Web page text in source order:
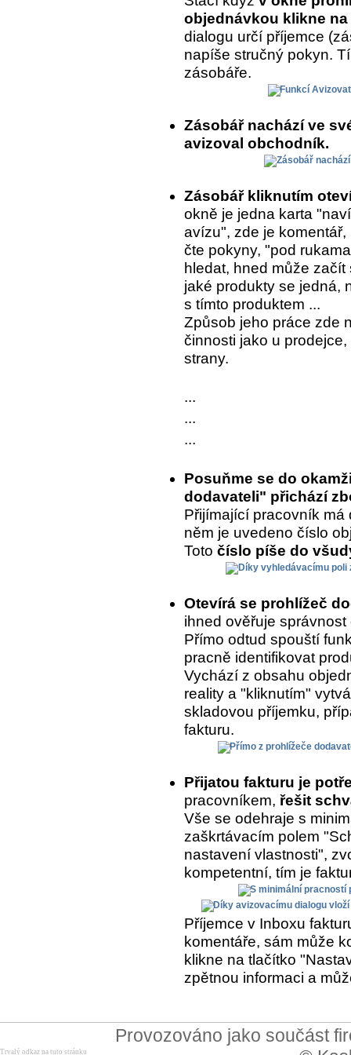
objednávkou klikne
dialogu určí příjemce
napíše stručný pokyn.
zásobáře.
Zásobář nachází ve
avizoval obchodník.
Zásobář kliknutím
okně je jedna karta
avízu", zde je
čte pokyny, "pod
hledat, hned může
jaké produkty se jedná,
s tímto produktem ...
Způsob jeho práce zde
činnosti jako u
strany.
...
...
...
Posuňme se do
dodavateli" přichází
Přijímající pracovník
něm je uvedeno číslo
Toto číslo píše do
Otevírá se prohlížeč
ihned ověřuje správnost
Přímo odtud spouští
pracně identifikovat
Vychází z obsahu
reality a "kliknutím"
skladovou příjemku,
fakturu.
Přijatou fakturu je
pracovníkem, řešit
Vše se odehraje s
zaškrtávacím polem
nastavení vlastnosti",
kompetentní, tím je
Příjemce v Inboxu
komentáře, sám může
klikne na tlačítko
zpětnou informaci a
Provozováno jako součást
Trvalý odkaz na tuto stránku